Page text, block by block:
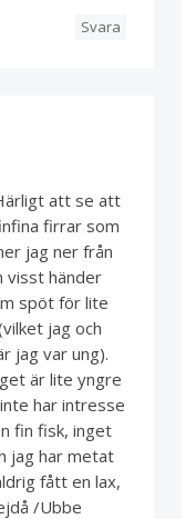
Svara
att se att
firrar som
jag ner från
visst händer
spöt för lite
jag och
jag var ung).
är lite yngre
har intresse
fin fisk, inget
jag har metat
fått en lax,
/Ubbe